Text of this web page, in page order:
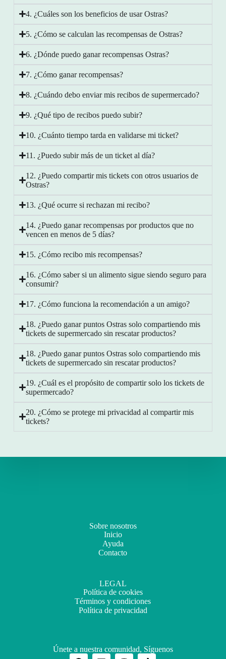
4. ¿Cuáles son los beneficios de usar Ostras?
5. ¿Cómo se calculan las recompensas de Ostras?
6. ¿Dónde puedo ganar recompensas Ostras?
7. ¿Cómo ganar recompensas?
8. ¿Cuándo debo enviar mis recibos de supermercado?
9. ¿Qué tipo de recibos puedo subir?
10. ¿Cuánto tiempo tarda en validarse mi ticket?
11. ¿Puedo subir más de un ticket al día?
12. ¿Puedo compartir mis tickets con otros usuarios de
Ostras?
13. ¿Qué ocurre si rechazan mi recibo?
14. ¿Puedo ganar recompensas por productos que no
vencen en menos de 5 días?
15. ¿Cómo recibo mis recompensas?
16. ¿Cómo saber si un alimento sigue siendo seguro para
consumir?
17. ¿Cómo funciona la recomendación a un amigo?
18. ¿Puedo ganar puntos Ostras solo compartiendo mis
tickets de supermercado sin rescatar productos?
18. ¿Puedo ganar puntos Ostras solo compartiendo mis
tickets de supermercado sin rescatar productos?
19. ¿Cuál es el propósito de compartir solo los tickets de
supermercado?
20. ¿Cómo se protege mi privacidad al compartir mis
tickets?
Sobre nosotros
Inicio
Ayuda
Contacto
LEGAL
Política de cookies
Términos y condiciones
Política de privacidad
Únete a nuestra comunidad, Síguenos